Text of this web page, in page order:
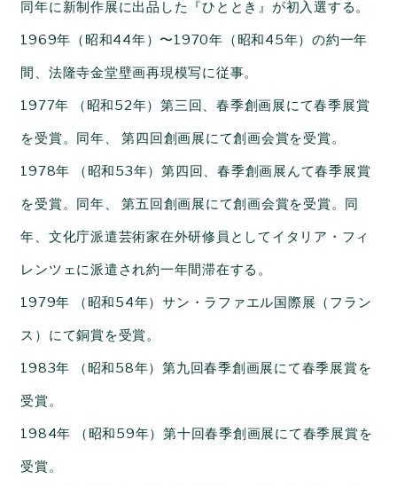
同年に新制作展に出品した『ひととき』が初入選する。
1969年（昭和44年）〜1970年（昭和45年）の約一年
間、法隆寺金堂壁画再現模写に従事。
1977年 （昭和52年）第三回、春季創画展にて春季展賞
を受賞。同年、 第四回創画展にて創画会賞を受賞。
1978年 （昭和53年）第四回、春季創画展んて春季展賞
を受賞。同年、 第五回創画展にて創画会賞を受賞。同
年、 文化庁派遣芸術家在外研修員としてイタリア・フィ
レンツェに派遣され約一年間滞在する。
1979年 （昭和54年）サン・ラファエル国際展（フラン
ス）にて銅賞を受賞。
1983年 （昭和58年）第九回春季創画展にて春季展賞を
受賞。
1984年 （昭和59年）第十回春季創画展にて春季展賞を
受賞。